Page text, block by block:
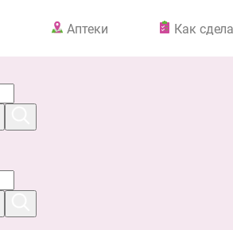
Аптеки Как